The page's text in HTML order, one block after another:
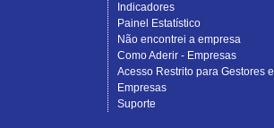
Indicadores
Painel Estatístico
Não encontrei a empresa
Como Aderir - Empresas
Acesso Restrito para Gestores e
Empresas
Suporte